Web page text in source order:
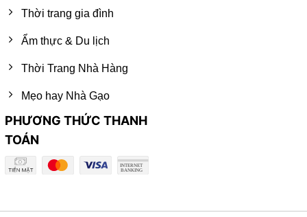
Thời trang gia đình
Ẩm thực & Du lịch
Thời Trang Nhà Hàng
Mẹo hay Nhà Gạo
PHƯƠNG THỨC THANH
TOÁN